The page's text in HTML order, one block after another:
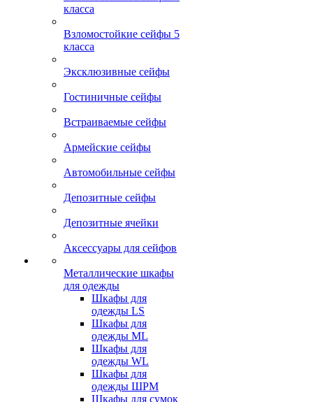
класса
Взломостойкие сейфы 5
класса
Эксклюзивные сейфы
Гостиничные сейфы
Встраиваемые сейфы
Армейские сейфы
Автомобильные сейфы
Депозитные сейфы
Депозитные ячейки
Аксессуары для сейфов
Металлические шкафы
для одежды
Шкафы для
одежды LS
Шкафы для
одежды ML
Шкафы для
одежды WL
Шкафы для
одежды ШРМ
Шкафы для сумок